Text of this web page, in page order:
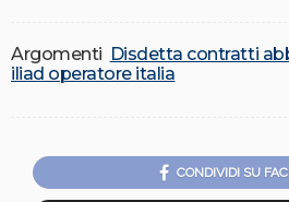
Argomenti Disdetta contratti
iliad operatore italia
CONDIVIDI SU